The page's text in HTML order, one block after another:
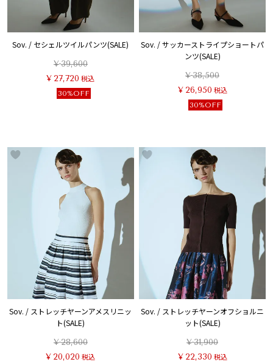
Sov. / セシェルツイルパンツ(SALE)
¥39,600
¥ 27,720 税込
30%OFF
Sov. / サッカーストライプショートパ
ンツ(SALE)
¥38,500
¥ 26,950 税込
30%OFF
Sov. / ストレッチヤーンアメスリニッ
ト(SALE)
¥28,600
¥ 20,020 税込
Sov. / ストレッチヤーンオフショルニ
ット(SALE)
¥31,900
¥ 22,330 税込